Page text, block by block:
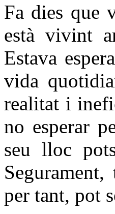
Fa dies que
està vivint
Estava
vida
realitat i
no esperar
seu lloc
per tant, pot